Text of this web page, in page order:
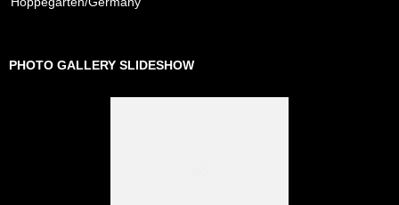
PHOTO GALLERY SLIDESHOW